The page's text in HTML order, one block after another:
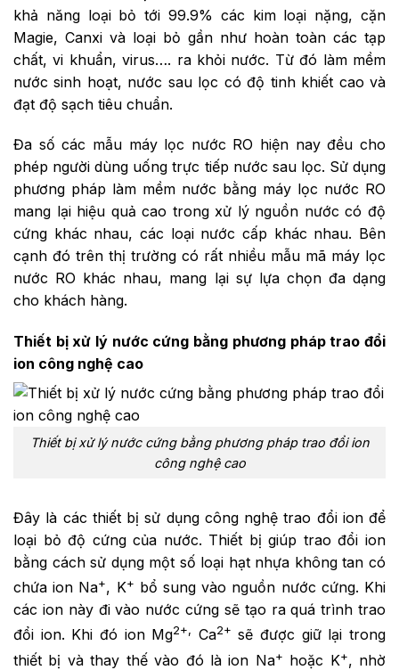
khả năng loại bỏ tới 99.9% các kim loại nặng, cặn
Magie, Canxi và loại bỏ gần như hoàn toàn các tạp
chất, vi khuẩn, virus…. ra khỏi nước. Từ đó làm mềm
nước sinh hoạt, nước sau lọc có độ tinh khiết cao và
đạt độ sạch tiêu chuẩn.
Đa số các mẫu máy lọc nước RO hiện nay đều cho
phép người dùng uống trực tiếp nước sau lọc. Sử dụng
phương pháp làm mềm nước bằng máy lọc nước RO
mang lại hiệu quả cao trong xử lý nguồn nước có độ
cứng khác nhau, các loại nước cấp khác nhau. Bên
cạnh đó trên thị trường có rất nhiều mẫu mã máy lọc
nước RO khác nhau, mang lại sự lựa chọn đa dạng
cho khách hàng.
Thiết bị xử lý nước cứng bằng phương pháp trao đổi
ion công nghệ cao
Thiết bị xử lý nước cứng bằng phương pháp trao đổi ion
công nghệ cao
Đây là các thiết bị sử dụng công nghệ trao đổi ion để
loại bỏ độ cứng của nước. Thiết bị giúp trao đổi ion
bằng cách sử dụng một số loại hạt nhựa không tan có
chứa ion Na+, K+ bổ sung vào nguồn nước cứng. Khi
các ion này đi vào nước cứng sẽ tạo ra quá trình trao
đổi ion. Khi đó ion Mg2+, Ca2+ sẽ được giữ lại trong
thiết bị và thay thế vào đó là ion Na+ hoặc K+, nhờ